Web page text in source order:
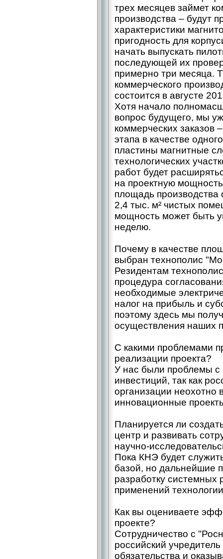
трех месяцев займет
производства – будут
характеристики
пригодность для
начать выпускать
последующей их
примерно три месяца.
коммерческого
состоится в августе
Хотя начало
вопрос будущего, мы
коммерческих заказов
этапа в качестве
пластины магнитные
технологических
работ будет
на проектную
площадь производства
2,4 тыс. м² чистых
мощность может быть
неделю.
Почему в качестве
выбран технополис
Резидентам
процедура
необходимые
налог на прибыль и
поэтому здесь мы
осуществления наших
С какими проблемами
реализации проекта?
У нас были проблемы с
инвестиций, так как
организации неохотно
инновационные
Планируется ли
центр и развивать
научно-
Пока КНЭ будет
базой, но дальнейшие
разработку
применений
Как вы оцениваете
проекте?
Сотрудничество с
российский
обязательства и